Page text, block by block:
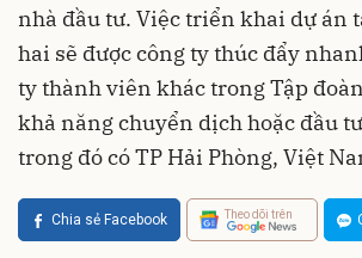
nhà đầu tư. Việc triển khai dự án
hai sẽ được công ty thúc đẩy
ty thành viên khác trong Tập
khả năng chuyển dịch hoặc đầu
trong đó có TP Hải Phòng, Việt
Chia sẻ Facebook Theo dõi trên